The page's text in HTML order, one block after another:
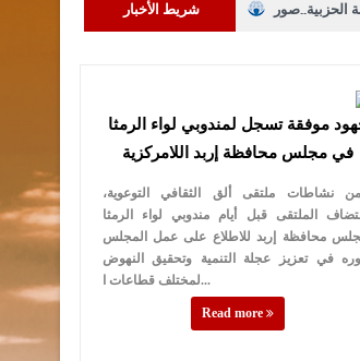
شريط الأخبار الحزبية..صور
العقارية
خدمة العلم
من التوفيق
موفقة تسجل لمندوبي لواء الرمثا
في مجلس محافظة إربد اللامركزية
نشاطات ملتقى ألق الثقافي التوعوية،
الملتقى قبل أيام مندوبي لواء الرمثا
محافظة إربد للاطلاع على عمل المجلس
في تعزيز عجلة التنمية وتحقيق النهوض
لمختلف قطاعات ا...
Read more